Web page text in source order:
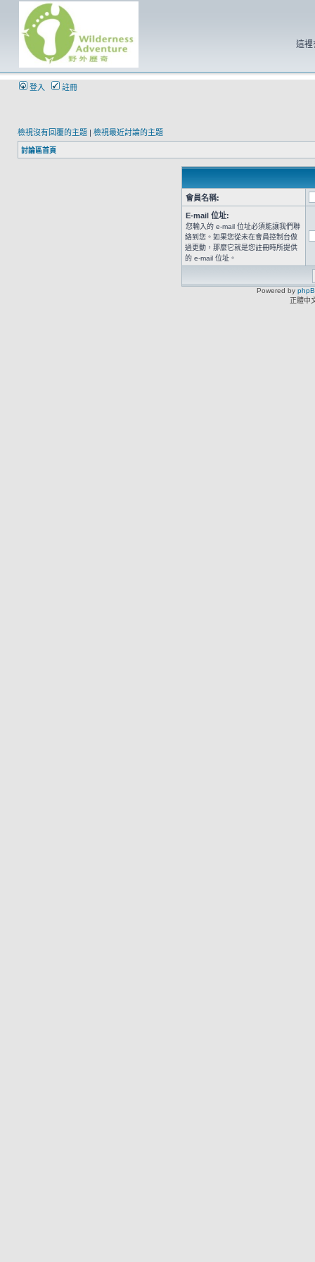
這裡
登入 註冊
檢視沒有回覆的主題 | 檢視最近討論的主題
討論區首頁
會員名稱:
E-mail 位址:
您輸入的 e-mail 位址必須能讓我們聯
絡到您。如果您從未在會員控制台做
過更動，那麼它就是您註冊時所提供
的 e-mail 位址。
Powered by
正體中